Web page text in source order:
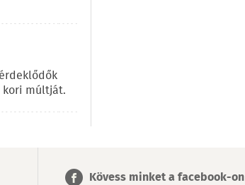
kori múltját.
Kövess minket a facebook-on